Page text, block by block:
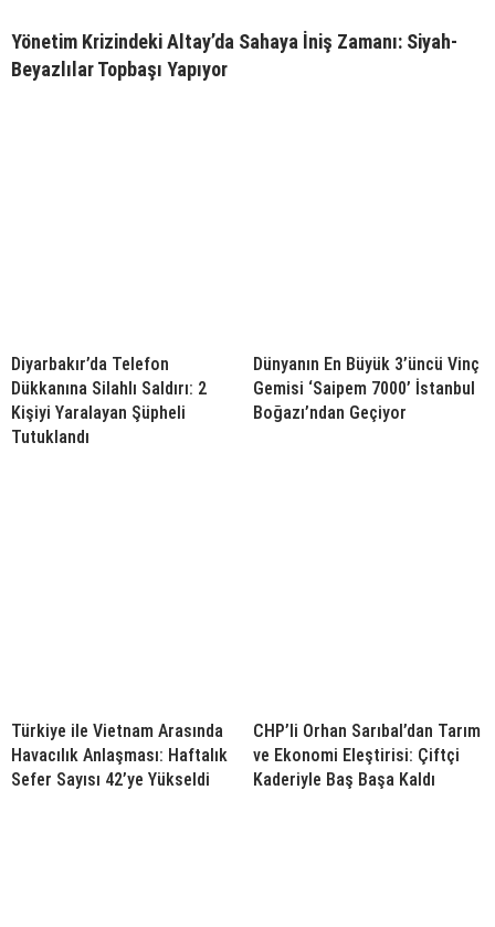
Yönetim Krizindeki Altay’da Sahaya İniş Zamanı: Siyah-
Beyazlılar Topbaşı Yapıyor
Diyarbakır’da Telefon
Dükkanına Silahlı Saldırı: 2
Kişiyi Yaralayan Şüpheli
Tutuklandı
Dünyanın En Büyük 3’üncü Vinç
Gemisi ‘Saipem 7000’ İstanbul
Boğazı’ndan Geçiyor
Türkiye ile Vietnam Arasında
Havacılık Anlaşması: Haftalık
Sefer Sayısı 42’ye Yükseldi
CHP’li Orhan Sarıbal’dan Tarım
ve Ekonomi Eleştirisi: Çiftçi
Kaderiyle Baş Başa Kaldı